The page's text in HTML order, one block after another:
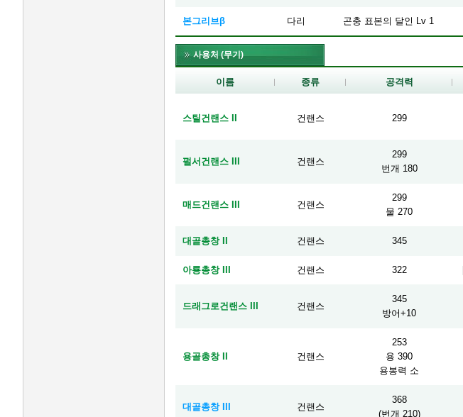
본그리브β 다리 곤충 표본의 달인 Lv 1
사용처 (무기)
이름 종류 공격력
스틸건랜스 II 건랜스 299
펄서건랜스 III 건랜스
299
번개 180
매드건랜스 III 건랜스
299
물 270
대골총창 II 건랜스 345
아룡총창 III 건랜스 322
드래그로건랜스 III 건랜스
345
방어+10
용골총창 II 건랜스
253
용 390
용봉력 소
대골총창 III 건랜스
368
(번개 210)